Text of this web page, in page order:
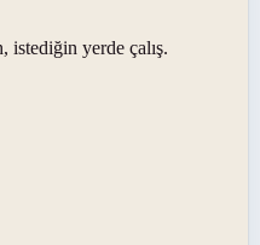
yerde çalış.